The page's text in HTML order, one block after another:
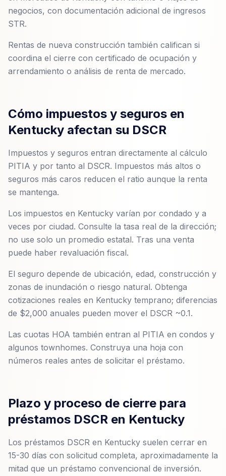
negocios, con documentación adicional de ingresos
STR.
Rentas de nueva construcción también califican si
coordina el cierre con certificado de ocupación y
arrendamiento o análisis de renta de mercado.
Cómo impuestos y seguros en
Kentucky afectan su DSCR
Impuestos y seguros entran directamente al cálculo
PITIA y por tanto al DSCR. Impuestos más altos o
seguros más caros reducen el ratio aunque la renta
se mantenga.
Los impuestos en Kentucky varían por condado y a
veces por ciudad. Consulte la tasa real de la dirección;
no use solo un promedio estatal. Tras una venta
puede haber revaluación fiscal.
El seguro depende de ubicación, edad, construcción y
zonas de inundación o riesgo natural. Obtenga
cotizaciones reales en Kentucky temprano; diferencias
de $2,000 anuales pueden mover el DSCR ~0.1.
Las cuotas HOA también entran al PITIA en condos y
algunos townhomes. Construya una hoja con
números reales antes de solicitar el préstamo.
Plazo y proceso de cierre para
préstamos DSCR en Kentucky
Los préstamos DSCR en Kentucky suelen cerrar en
15-30 días con solicitud completa, aproximadamente la
mitad que un préstamo convencional de inversión.